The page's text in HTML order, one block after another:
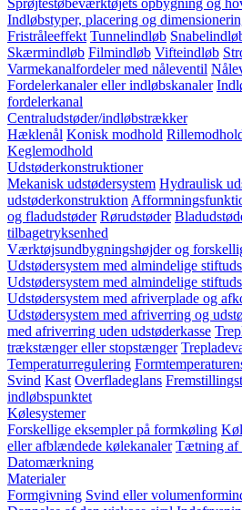
Sprøjtestøbeværktøjets opbygning og
Indløbstyper, placering og
Fristråleeffekt Tunnelindløb
Skærmindløb Filmindløb Vifteindløb
Varmekanalfordeler med nåleventil
Fordelerkanaler eller indløbskanaler
fordelerkanal
Centraludstøder/indløbstrækker
Hæklenål Konisk modhold
Keglemodhold
Udstøderkonstruktioner
Mekanisk udstødersystem Hydraulisk
udstøderkonstruktion
og fladudstøder Rørudstøder
tilbagetryksenhed
Værktøjsundbygningshøjder og
Udstødersystem med almindelige
Udstødersystem med almindelige
Udstødersystem med afriverplade og
Udstødersystem med afriverring og
med afriverring uden udstøderkasse
trækstænger eller stopstænger
Temperaturregulering
Svind Kast Overfladeglans
indløbspunktet
Kølesystemer
Forskellige eksempler på formkøling
eller afblændede kølekanaler Tætning af
Datomærkning
Materialer
Formgivning Svind eller